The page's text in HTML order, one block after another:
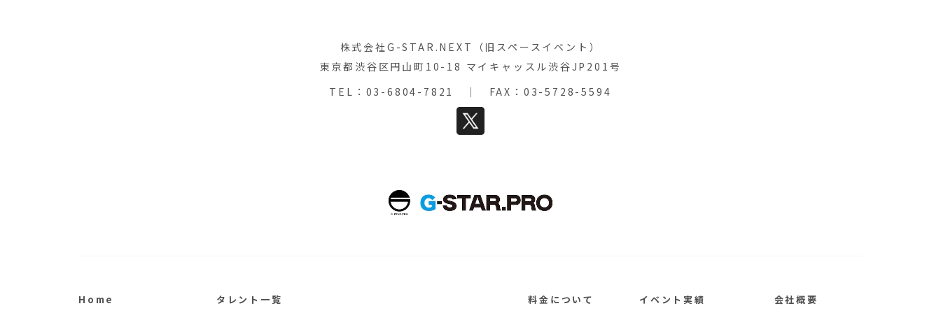
株式会社G-STAR.NEXT（旧スペースイベント）
東京都渋谷区円山町10-18 マイキャッスル渋谷JP201号
TEL： 03-6804-7821 ｜ FAX：03-5728-5594
Home タレント一覧 料金について イベント実績 会社概要